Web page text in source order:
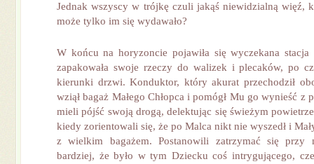
Jednak wszyscy w trójkę czuli jakąś niewidzialną więź,
może tylko im się wydawało?
W końcu na horyzoncie pojawiła się wyczekana stacja
zapakowała swoje rzeczy do walizek i plecaków, po
kierunki drzwi. Konduktor, który akurat przechodził
wziął bagaż Małego Chłopca i pomógł Mu go wynieść z
mieli pójść swoją drogą, delektując się świeżym
kiedy zorientowali się, że po Malca nikt nie wyszedł i
z wielkim bagażem. Postanowili zatrzymać się
bardziej, że było w tym Dziecku coś intrygującego,